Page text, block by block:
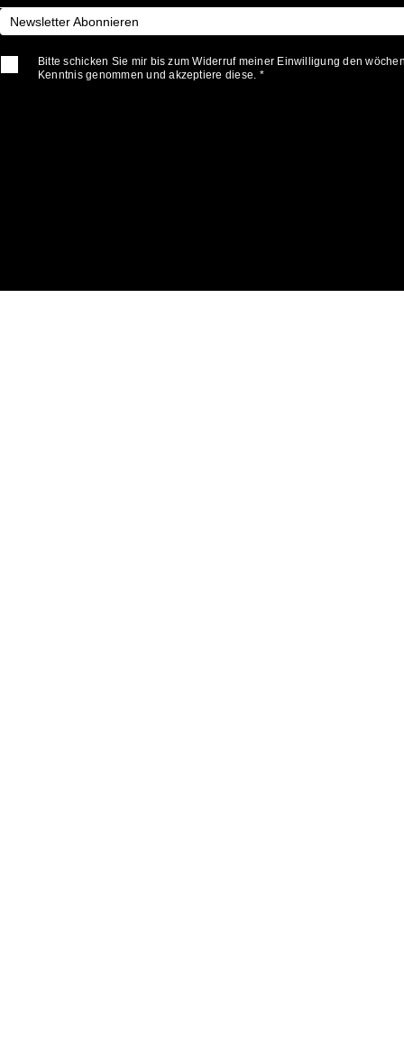
Newsletter Abonnieren
Bitte schicken Sie mir bis zum Widerruf meiner Einwilligung den
Kenntnis genommen und akzeptiere diese. *